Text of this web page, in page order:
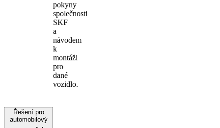
pokyny
společnosti
SKF
a
návodem
k
montáži
pro
dané
vozidlo.
Řešení pro
automobilový